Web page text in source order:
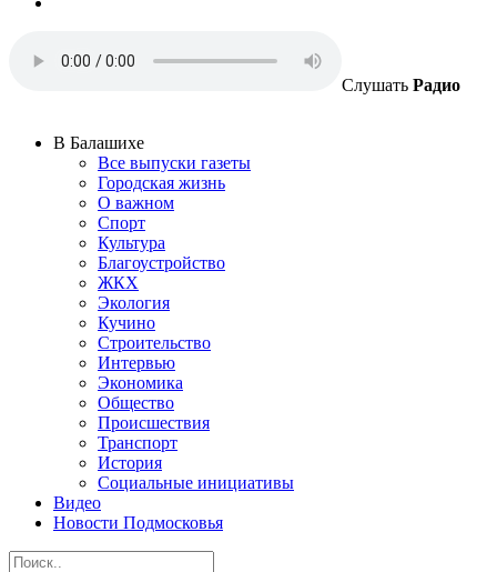
Слушать Радио
В Балашихе
Все выпуски газеты
Городская жизнь
О важном
Спорт
Культура
Благоустройство
ЖКХ
Экология
Кучино
Строительство
Интервью
Экономика
Общество
Происшествия
Транспорт
История
Социальные инициативы
Видео
Новости Подмосковья